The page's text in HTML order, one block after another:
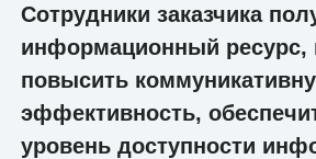
Сотрудники заказчика
информационный ресурс,
повысить
эффективность,
уровень доступности